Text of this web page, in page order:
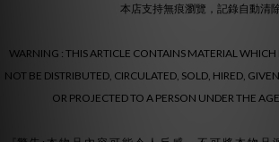
本店支持無痕瀏覽，記錄自動清
WARNING : THIS ARTICLE CONTAINS MATERIAL
NOT BE DISTRIBUTED, CIRCULATED, SOLD, HIRED,
OR PROJECTED TO A PERSON UNDER THE